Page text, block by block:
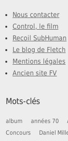
Nous contacter
Control, le film
Recoil SubHuman
Le blog de Fletch
Mentions légales
Ancien site FV
Mots-clés
album années 70
Concours
Daniel